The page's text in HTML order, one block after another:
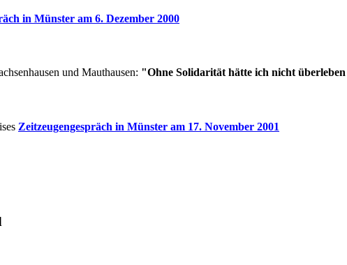
in Münster am 6. Dezember 2000
und Mauthausen: "Ohne Solidarität hätte ich nicht
Zeitzeugengespräch in Münster am 17. November 2001